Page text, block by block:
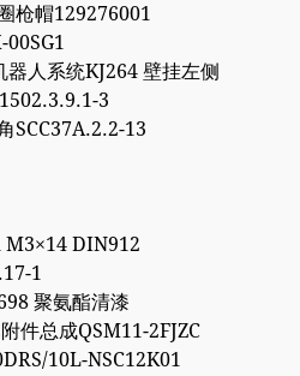
枪帽129276001
00SG1
人系统KJ264 壁挂左侧
3
SCC37A.2.2-13
M3×14 DIN912
1
聚氨酯清漆
件总成QSM11-2FJZC
10L-NSC12K01